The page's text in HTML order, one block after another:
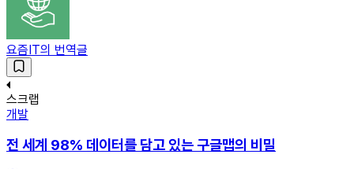
요즘IT의 번역글
스크랩
개발
전 세계 98% 데이터를 담고 있는 구글맵의 비밀